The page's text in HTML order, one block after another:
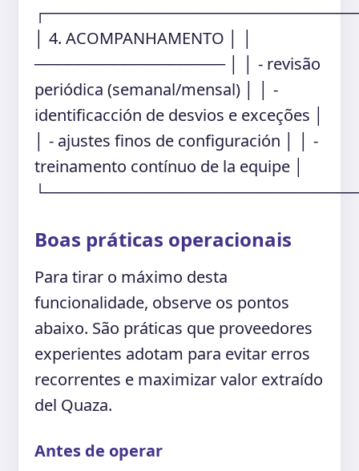
│ 4. ACOMPANHAMENTO │ │
───────────────── │ │ - revisão
periódica (semanal/mensal) │ │ -
identificacción de desvios e exceções │
│ - ajustes finos de configuración │ │ -
treinamento contínuo de la equipe │
Boas práticas operacionais
Para tirar o máximo desta
funcionalidade, observe os pontos
abaixo. São práticas que proveedores
experientes adotam para evitar erros
recorrentes e maximizar valor extraído
del Quaza.
Antes de operar